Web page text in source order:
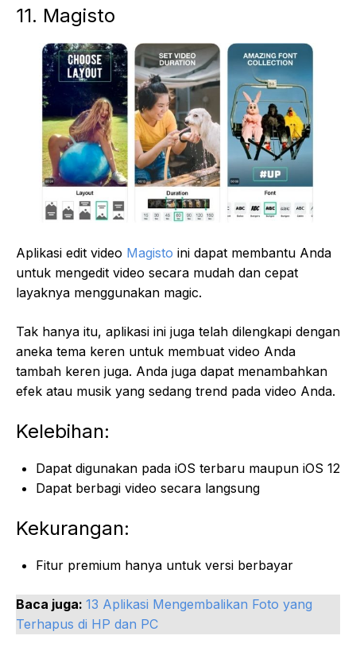
11. Magisto
Aplikasi edit video Magisto ini dapat membantu Anda
untuk mengedit video secara mudah dan cepat
layaknya menggunakan magic.
Tak hanya itu, aplikasi ini juga telah dilengkapi dengan
aneka tema keren untuk membuat video Anda
tambah keren juga. Anda juga dapat menambahkan
efek atau musik yang sedang trend pada video Anda.
Kelebihan:
Dapat digunakan pada iOS terbaru maupun iOS 12
Dapat berbagi video secara langsung
Kekurangan:
Fitur premium hanya untuk versi berbayar
Baca juga: 13 Aplikasi Mengembalikan Foto yang
Terhapus di HP dan PC